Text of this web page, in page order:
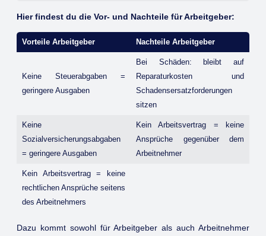
Hier findest du die Vor- und Nachteile für Arbeitgeber:
Vorteile Arbeitgeber Nachteile Arbeitgeber
Keine Steuerabgaben =
geringere Ausgaben
Bei Schäden: bleibt auf
Reparaturkosten und
Schadensersatzforderungen
sitzen
Keine
Sozialversicherungsabgaben
= geringere Ausgaben
Kein Arbeitsvertrag = keine
Ansprüche gegenüber dem
Arbeitnehmer
Kein Arbeitsvertrag = keine
rechtlichen Ansprüche seitens
des Arbeitnehmers
Dazu kommt sowohl für Arbeitgeber als auch Arbeitnehmer